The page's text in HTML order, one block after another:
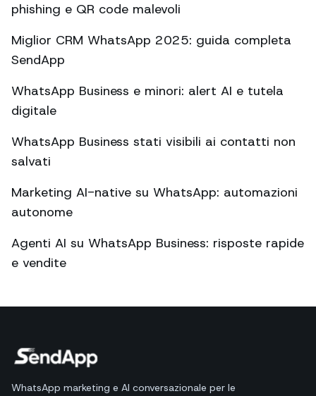
phishing e QR code malevoli
Miglior CRM WhatsApp 2025: guida completa
SendApp
WhatsApp Business e minori: alert AI e tutela
digitale
WhatsApp Business stati visibili ai contatti non
salvati
Marketing AI-native su WhatsApp: automazioni
autonome
Agenti AI su WhatsApp Business: risposte rapide
e vendite
WhatsApp marketing e AI conversazionale per le